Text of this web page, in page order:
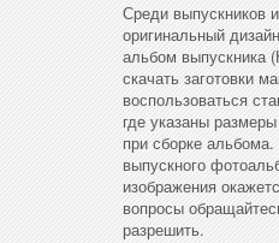
Среди выпускников
оригинальный
альбом выпускника
скачать заготовки
воспользоваться
где указаны
при сборке
выпускного
изображения
вопросы
разрешить.